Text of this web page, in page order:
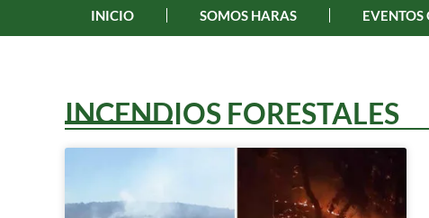
INICIO SOMOS HARAS EVENTOS
INCENDIOS FORESTALES